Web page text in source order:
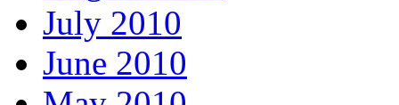
July 2010
June 2010